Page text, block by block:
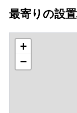
最寄りの設
+
−